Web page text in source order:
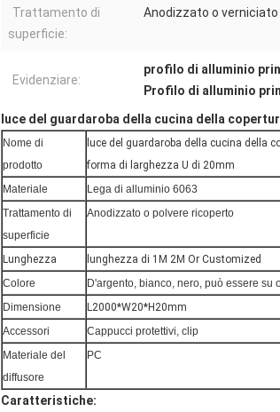
Trattamento di
superficie:
Anodizzato o verniciato
Evidenziare:
profilo di alluminio
Profilo di alluminio
luce del guardaroba della cucina della
Nome di
prodotto
luce del guardaroba della cucina della
forma di larghezza U di 20mm
Materiale
Lega di alluminio 6063
Trattamento di
superficie
Anodizzato o polvere ricoperto
Lunghezza
lunghezza di 1M 2M Or Customized
Colore
D'argento, bianco, nero, può essere su
Dimensione
L2000*W20*H20mm
Accessori
Cappucci protettivi, clip
Materiale del
diffusore
PC
Caratteristiche: